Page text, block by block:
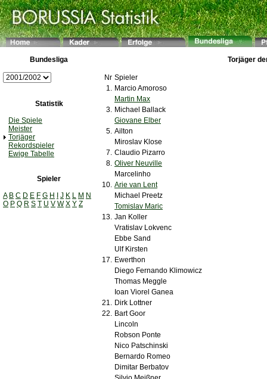
Bundesliga
Statistik
Die Spiele
Meister
Torjäger
Rekordspieler
Ewige Tabelle
Spieler
A B C D E F G H J K L M N
O P Q R S T U V W X Y Z
Torjäger
Nr Spieler
1. Marcio Amoroso
Martin Max
3. Michael Ballack
Giovane Elber
5. Ailton
Miroslav Klose
7. Claudio Pizarro
8. Oliver Neuville
Marcelinho
10. Arie van Lent
Michael Preetz
Tomislav Maric
13. Jan Koller
Vratislav Lokvenc
Ebbe Sand
Ulf Kirsten
17. Ewerthon
Diego Fernando Klimowicz
Thomas Meggle
Ioan Viorel Ganea
21. Dirk Lottner
22. Bart Goor
Lincoln
Robson Ponte
Nico Patschinski
Bernardo Romeo
Dimitar Berbatov